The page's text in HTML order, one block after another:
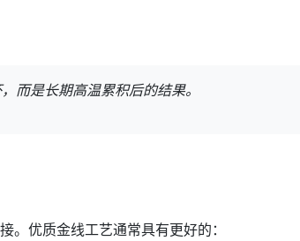
而是长期高温累积后的结果。
。优质金线工艺通常具有更好的：